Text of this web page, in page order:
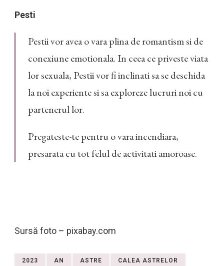
Pesti
Pestii vor avea o vara plina de romantism si de
conexiune emotionala. In ceea ce priveste viata
lor sexuala, Pestii vor fi inclinati sa se deschida
la noi experiente si sa exploreze lucruri noi cu
partenerul lor.
Pregateste-te pentru o vara incendiara,
presarata cu tot felul de activitati amoroase.
Sursă foto – pixabay.com
2023 AN ASTRE CALEA ASTRELOR